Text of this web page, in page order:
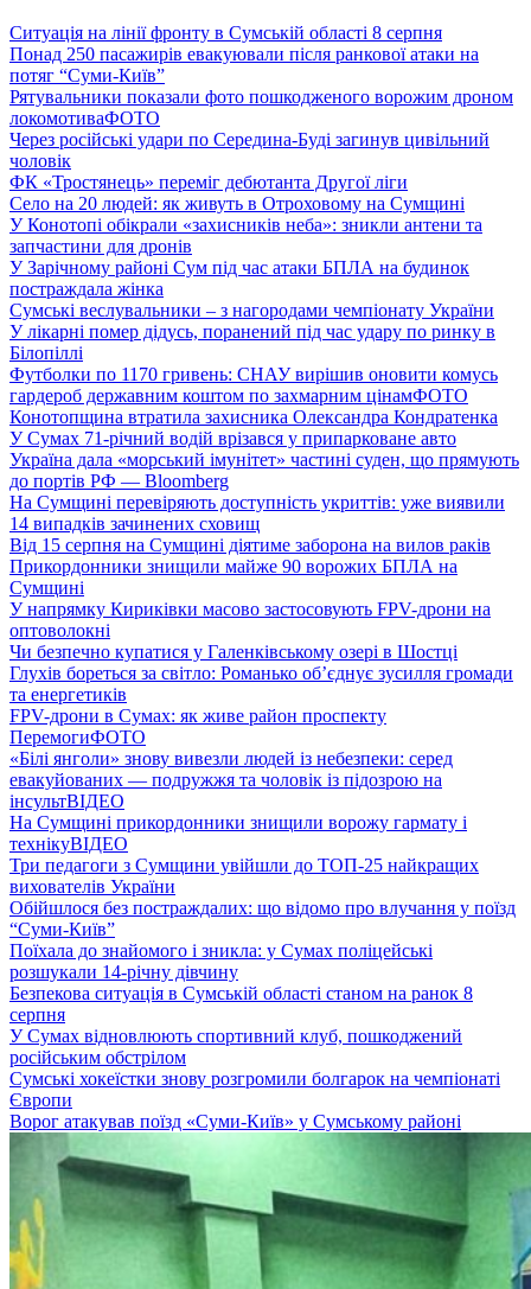
Ситуація на лінії фронту в Сумській області 8 серпня
Понад 250 пасажирів евакуювали після ранкової атаки на
потяг “Суми-Київ”
Рятувальники показали фото пошкодженого ворожим дроном
локомотиваФОТО
Через російські удари по Середина-Буді загинув цивільний
чоловік
ФК «Тростянець» переміг дебютанта Другої ліги
Село на 20 людей: як живуть в Отроховому на Сумщині
У Конотопі обікрали «захисників неба»: зникли антени та
запчастини для дронів
У Зарічному районі Сум під час атаки БПЛА на будинок
постраждала жінка
Сумські веслувальники – з нагородами чемпіонату України
У лікарні помер дідусь, поранений під час удару по ринку в
Білопіллі
Футболки по 1170 гривень: СНАУ вирішив оновити комусь
гардероб державним коштом по захмарним цінамФОТО
Конотопщина втратила захисника Олександра Кондратенка
У Сумах 71-річний водій врізався у припарковане авто
Україна дала «морський імунітет» частині суден, що прямують
до портів РФ — Bloomberg
На Сумщині перевіряють доступність укриттів: уже виявили
14 випадків зачинених сховищ
Від 15 серпня на Сумщині діятиме заборона на вилов раків
Прикордонники знищили майже 90 ворожих БПЛА на
Сумщині
У напрямку Кириківки масово застосовують FPV-дрони на
оптоволокні
Чи безпечно купатися у Галенківському озері в Шостці
Глухів бореться за світло: Романько об’єднує зусилля громади
та енергетиків
FPV-дрони в Сумах: як живе район проспекту
ПеремогиФОТО
«Білі янголи» знову вивезли людей із небезпеки: серед
евакуйованих — подружжя та чоловік із підозрою на
інсультВІДЕО
На Сумщині прикордонники знищили ворожу гармату і
технікуВІДЕО
Три педагоги з Сумщини увійшли до ТОП-25 найкращих
вихователів України
Обійшлося без постраждалих: що відомо про влучання у поїзд
“Суми-Київ”
Поїхала до знайомого і зникла: у Сумах поліцейські
розшукали 14-річну дівчину
Безпекова ситуація в Сумській області станом на ранок 8
серпня
У Сумах відновлюють спортивний клуб, пошкоджений
російським обстрілом
Сумські хокеїстки знову розгромили болгарок на чемпіонаті
Європи
Ворог атакував поїзд «Суми-Київ» у Сумському районі